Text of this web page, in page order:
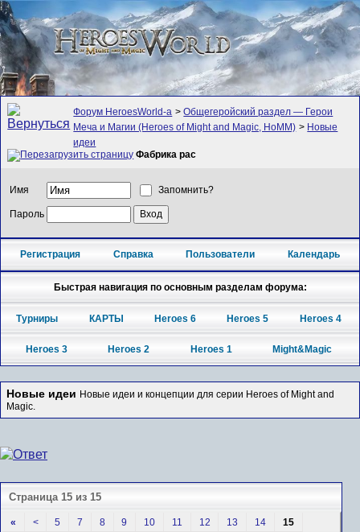
Форум HeroesWorld-а >Общегеройский раздел — Герои
Меча и Магии (Heroes of Might and Magic, HoMM) > Новые
идеи
Фабрика рас
Имя Запомнить?
Пароль
Регистрация Справка Пользователи Календарь
Быстрая навигация по основным разделам форума:
Турниры КАРТЫ Heroes 6 Heroes 5 Heroes 4
Heroes 3 Heroes 2 Heroes 1 Might&Magic
Новые идеи Новые идеи и концепции для серии Heroes of Might and
Magic.
Страница 15 из 15
« < 5 7 8 9 10 11 12 13 14 15